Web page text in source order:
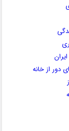
دور از خانه